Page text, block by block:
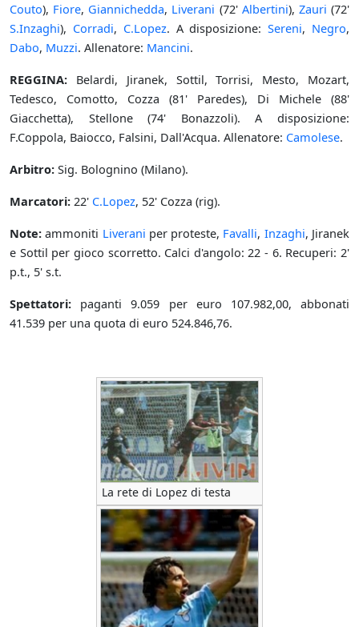
Couto), Fiore, Giannichedda, Liverani (72' Albertini), Zauri (72'
S.Inzaghi), Corradi, C.Lopez. A disposizione:Sereni, Negro,
Dabo, Muzzi. Allenatore: Mancini.
REGGINA: Belardi, Jiranek, Sottil, Torrisi, Mesto, Mozart,
Tedesco, Comotto, Cozza (81' Paredes), Di Michele (88'
Giacchetta), Stellone (74' Bonazzoli). A disposizione:
F.Coppola, Baiocco, Falsini, Dall'Acqua. Allenatore: Camolese.
Arbitro: Sig. Bolognino (Milano).
Marcatori: 22' C.Lopez, 52' Cozza (rig).
Note: ammoniti Liverani per proteste, Favalli, Inzaghi, Jiranek
e Sottil per gioco scorretto. Calci d'angolo: 22 - 6. Recuperi: 2'
p.t., 5' s.t.
Spettatori: paganti 9.059 per euro 107.982,00, abbonati
41.539 per una quota di euro 524.846,76.
La rete di Lopez di testa